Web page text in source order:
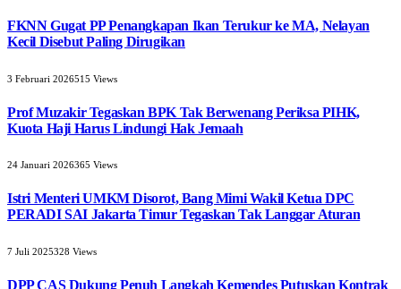
FKNN Gugat PP Penangkapan Ikan Terukur ke MA, Nelayan
Kecil Disebut Paling Dirugikan
3 Februari 2026515 Views
Prof Muzakir Tegaskan BPK Tak Berwenang Periksa PIHK,
Kuota Haji Harus Lindungi Hak Jemaah
24 Januari 2026365 Views
Istri Menteri UMKM Disorot, Bang Mimi Wakil Ketua DPC
PERADI SAI Jakarta Timur Tegaskan Tak Langgar Aturan
7 Juli 2025328 Views
DPP CAS Dukung Penuh Langkah Kemendes Putuskan Kontrak